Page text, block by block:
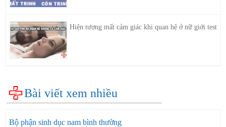
Hiện tượng mất cảm giác khi quan hệ ở nữ giới test
Bài viết xem nhiều
Bộ phận sinh dục nam bình thường